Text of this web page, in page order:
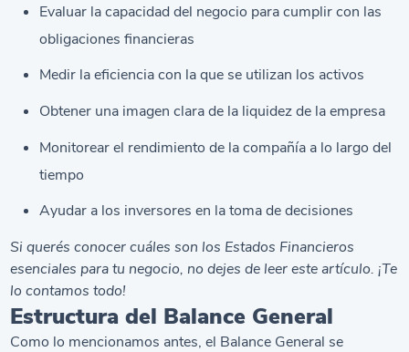
Evaluar la capacidad del negocio para cumplir con las
obligaciones financieras
Medir la eficiencia con la que se utilizan los activos
Obtener una imagen clara de la liquidez de la empresa
Monitorear el rendimiento de la compañía a lo largo del
tiempo
Ayudar a los inversores en la toma de decisiones
Si querés conocercuáles son los Estados Financieros
esenciales para tu negocio, no dejes de leer este artículo. ¡Te
lo contamos todo!
Estructura del Balance General
Como lo mencionamos antes, el Balance General se